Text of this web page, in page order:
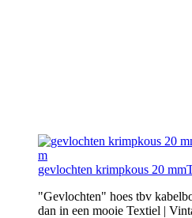
gevlochten krimpkous 20
"Gevlochten" hoes tbv
dan in een mooie Textiel |